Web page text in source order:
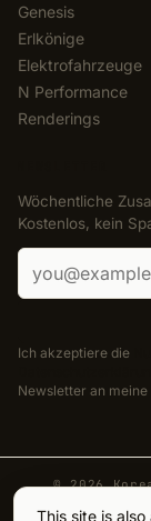
Genesis
Erlkönige
Elektrofahrzeuge
N Performance
Renderings
Wöchentliche
Kostenlos, kein
E-Mail-Adresse
Ich akzeptiere die
Newsletter an
© 2026
This site is also